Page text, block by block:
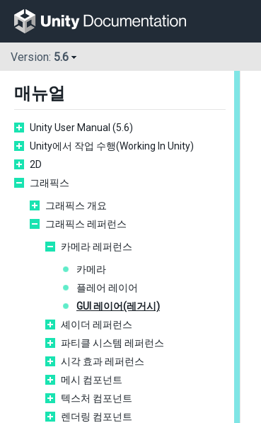
Version: 5.6
매뉴얼
Unity User Manual (5.6)
Unity에서 작업 수행(Working In Unity)
2D
그래픽스
그래픽스 개요
그래픽스 레퍼런스
카메라 레퍼런스
카메라
플레어 레이어
GUI 레이어(레거시)
셰이더 레퍼런스
파티클 시스템 레퍼런스
시각 효과 레퍼런스
메시 컴포넌트
텍스처 컴포넌트
렌더링 컴포넌트